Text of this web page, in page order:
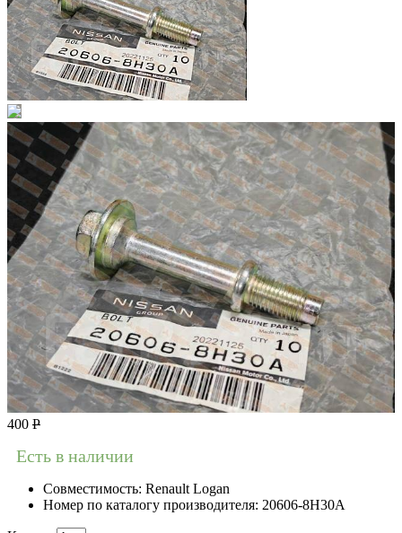
400 Р
Есть в наличии
Совместимость: Renault Logan
Номер по каталогу производителя: 20606-8H30A